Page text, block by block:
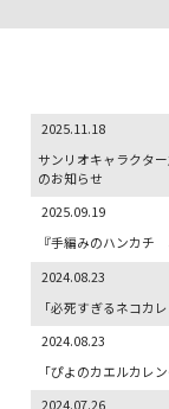
2025.11.18
サンリオキャラクタ
のお知らせ
2025.09.19
『手編みのハンカチ
2024.08.23
「必死すぎるネコカ
2024.08.23
「ぴよのカエルカレ
2024.07.26